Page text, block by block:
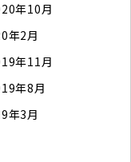
年10月
年2月
年11月
年8月
年3月